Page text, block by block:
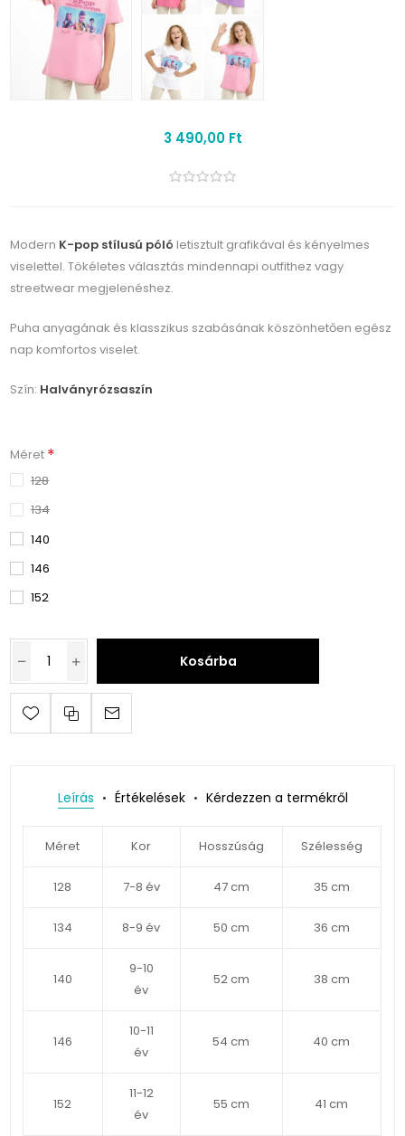
3 490,00 Ft
Modern K-pop stílusú póló letisztult grafikával és kényelmes
viselettel. Tökéletes választás mindennapi outfithez vagy
streetwear megjelenéshez.
Puha anyagának és klasszikus szabásának köszönhetően egész
nap komfortos viselet.
Szín: Halványrózsaszín
Méret *
128
134
140
146
152
Kosárba
Leírás Értékelések Kérdezzen a termékről
Méret Kor Hosszúság Szélesség
128 7-8 év 47 cm 35 cm
134 8-9 év 50 cm 36 cm
140
9-10
év
52 cm 38 cm
146
10-11
év
54 cm 40 cm
152
11-12
év
55 cm 41 cm